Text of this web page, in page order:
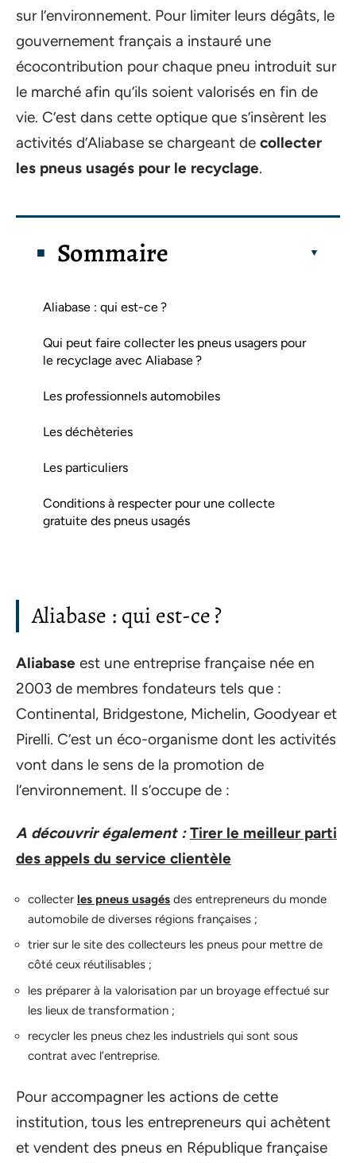
sur l’environnement. Pour limiter leurs dégâts, le
gouvernement français a instauré une
écocontribution pour chaque pneu introduit sur
le marché afin qu’ils soient valorisés en fin de
vie. C’est dans cette optique que s’insèrent les
activités d’Aliabase se chargeant de collecter
les pneus usagés pour le recyclage.
Sommaire
Aliabase : qui est-ce ?
Qui peut faire collecter les pneus usagers pour
le recyclage avec Aliabase ?
Les professionnels automobiles
Les déchèteries
Les particuliers
Conditions à respecter pour une collecte
gratuite des pneus usagés
Aliabase : qui est-ce ?
Aliabase est une entreprise française née en
2003 de membres fondateurs tels que :
Continental, Bridgestone, Michelin, Goodyear et
Pirelli. C’est un éco-organisme dont les activités
vont dans le sens de la promotion de
l’environnement. Il s’occupe de :
A découvrir également : Tirer le meilleur parti
des appels du service clientèle
collecter les pneus usagés des entrepreneurs du monde
automobile de diverses régions françaises ;
trier sur le site des collecteurs les pneus pour mettre de
côté ceux réutilisables ;
les préparer à la valorisation par un broyage effectué sur
les lieux de transformation ;
recycler les pneus chez les industriels qui sont sous
contrat avec l’entreprise.
Pour accompagner les actions de cette
institution, tous les entrepreneurs qui achètent
et vendent des pneus en République française